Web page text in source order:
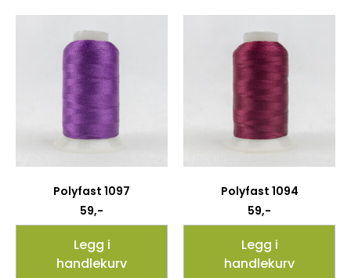
Polyfast 1097
59,-
Legg i
handlekurv
Polyfast 1094
59,-
Legg i
handlekurv